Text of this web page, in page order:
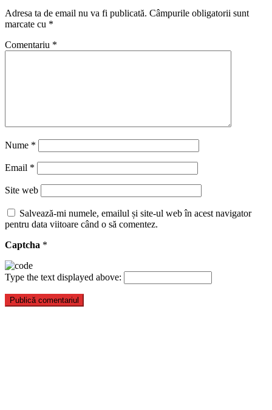
Adresa ta de email nu va fi publicată. Câmpurile obligatorii sunt
marcate cu *
Comentariu *
Nume *
Email *
Site web
Salvează-mi numele, emailul și site-ul web în acest navigator
pentru data viitoare când o să comentez.
Captcha *
Type the text displayed above: